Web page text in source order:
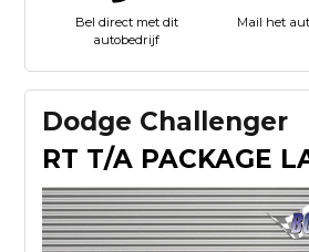
Bel direct met dit
autobedrijf
Mail het
Dodge Challenger